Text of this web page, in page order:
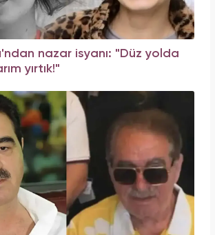
nazar isyanı: "Düz yolda
yırtık!"